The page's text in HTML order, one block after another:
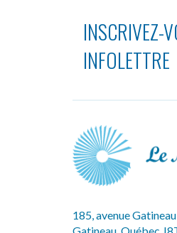
INSCRIVEZ-
INFOLETTRE
185, avenue Gatineau
Gatineau, Québec